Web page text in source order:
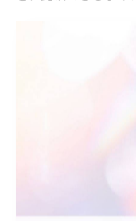
特に白髪染めの場
るか、自然な色味
ります。事前にカ
し、納得できるサ
アサロンの口コミ
ナチュラルな髪色